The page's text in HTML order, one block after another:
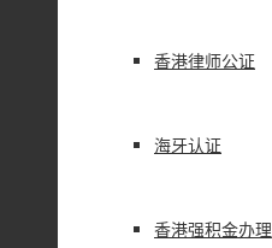
香港律师公证
海牙认证
香港强积金办理